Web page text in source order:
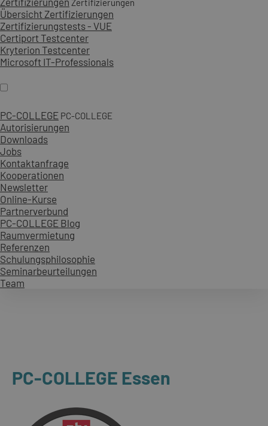
Zertifizierungen
Übersicht Zertifizierungen
Zertifizierungstests - VUE
Certiport Testcenter
Kryterion Testcenter
Microsoft IT-Professionals
PC-COLLEGE PC-COLLEGE
Autorisierungen
Downloads
Jobs
Kontaktanfrage
Kooperationen
Newsletter
Online-Kurse
Partnerverbund
PC-COLLEGE Blog
Raumvermietung
Referenzen
Schulungsphilosophie
Seminarbeurteilungen
Team
PC-COLLEGE Essen